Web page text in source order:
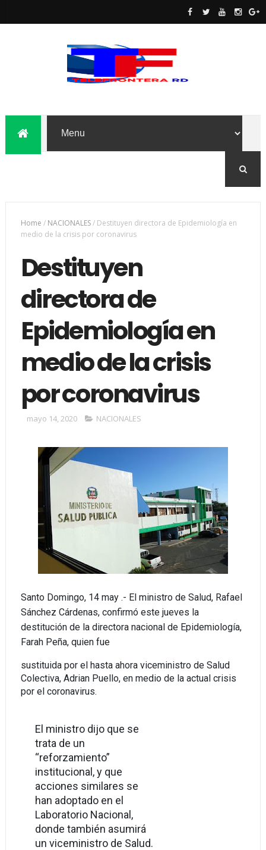
Home / NACIONALES/ Destituyen directora de Epidemiología en
medio de la crisis por coronavirus
Destituyen
directora de
Epidemiología en
medio de la crisis
por coronavirus
mayo 14, 2020 NACIONALES
Santo Domingo, 14 may .- El ministro de Salud, Rafael
Sánchez Cárdenas, confirmó este jueves la
destitución de la directora nacional de Epidemiología,
Farah Peña, quien fue
sustituida por el hasta ahora viceministro de Salud
Colectiva, Adrian Puello, en medio de la actual crisis
por el coronavirus.
El ministro dijo que se
trata de un
“reforzamiento”
institucional, y que
acciones similares se
han adoptado en el
Laboratorio Nacional,
donde también asumirá
un viceministro de Salud.